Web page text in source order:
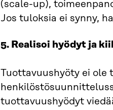
(scale-up),
Jos tuloksia ei synny,
5. Realisoi hyödyt ja
Tuottavuushyöty ei ole
tuottavuushyödyt